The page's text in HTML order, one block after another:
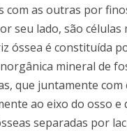
as outras por
lado, são
óssea é constituída
mineral de
que juntamente
ao eixo do osso
separadas por